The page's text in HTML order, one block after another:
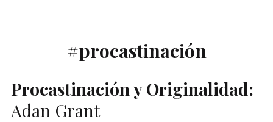
#procastinación
Procastinación y Originalidad:
Adan Grant